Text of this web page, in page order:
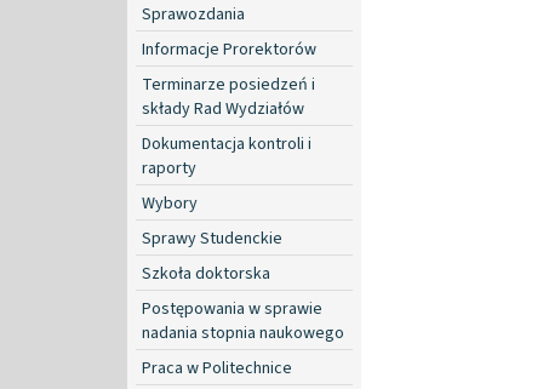
Sprawozdania
Informacje Prorektorów
Terminarze posiedzeń i
składy Rad Wydziałów
Dokumentacja kontroli i
raporty
Wybory
Sprawy Studenckie
Szkoła doktorska
Postępowania w sprawie
nadania stopnia naukowego
Praca w Politechnice